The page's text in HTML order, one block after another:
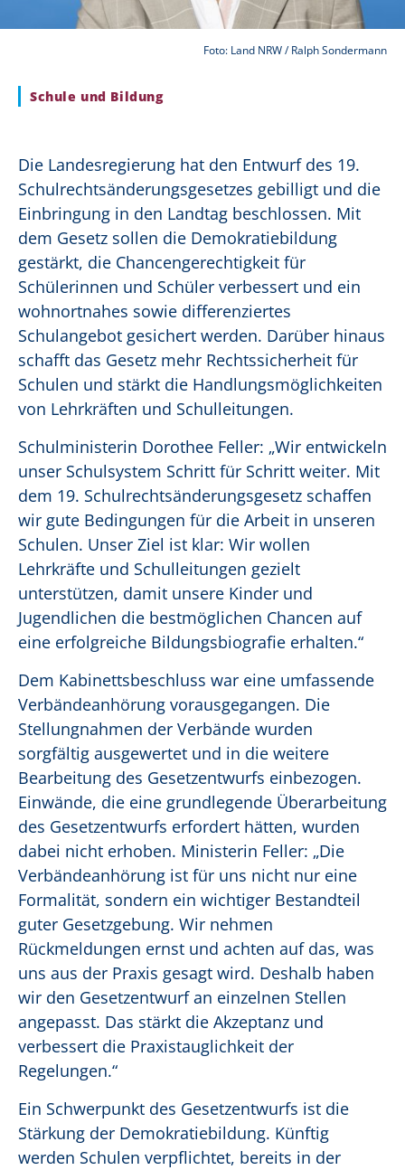
Foto: Land NRW / Ralph Sondermann
Schule und Bildung
Die Landesregierung hat den Entwurf des 19.
Schulrechtsänderungsgesetzes gebilligt und die
Einbringung in den Landtag beschlossen. Mit
dem Gesetz sollen die Demokratiebildung
gestärkt, die Chancengerechtigkeit für
Schülerinnen und Schüler verbessert und ein
wohnortnahes sowie differenziertes
Schulangebot gesichert werden. Darüber hinaus
schafft das Gesetz mehr Rechtssicherheit für
Schulen und stärkt die Handlungsmöglichkeiten
von Lehrkräften und Schulleitungen.
Schulministerin Dorothee Feller: „Wir entwickeln
unser Schulsystem Schritt für Schritt weiter. Mit
dem 19. Schulrechtsänderungsgesetz schaffen
wir gute Bedingungen für die Arbeit in unseren
Schulen. Unser Ziel ist klar: Wir wollen
Lehrkräfte und Schulleitungen gezielt
unterstützen, damit unsere Kinder und
Jugendlichen die bestmöglichen Chancen auf
eine erfolgreiche Bildungsbiografie erhalten.“
Dem Kabinettsbeschluss war eine umfassende
Verbändeanhörung vorausgegangen. Die
Stellungnahmen der Verbände wurden
sorgfältig ausgewertet und in die weitere
Bearbeitung des Gesetzentwurfs einbezogen.
Einwände, die eine grundlegende Überarbeitung
des Gesetzentwurfs erfordert hätten, wurden
dabei nicht erhoben. Ministerin Feller: „Die
Verbändeanhörung ist für uns nicht nur eine
Formalität, sondern ein wichtiger Bestandteil
guter Gesetzgebung. Wir nehmen
Rückmeldungen ernst und achten auf das, was
uns aus der Praxis gesagt wird. Deshalb haben
wir den Gesetzentwurf an einzelnen Stellen
angepasst. Das stärkt die Akzeptanz und
verbessert die Praxistauglichkeit der
Regelungen.“
Ein Schwerpunkt des Gesetzentwurfs ist die
Stärkung der Demokratiebildung. Künftig
werden Schulen verpflichtet, bereits in der